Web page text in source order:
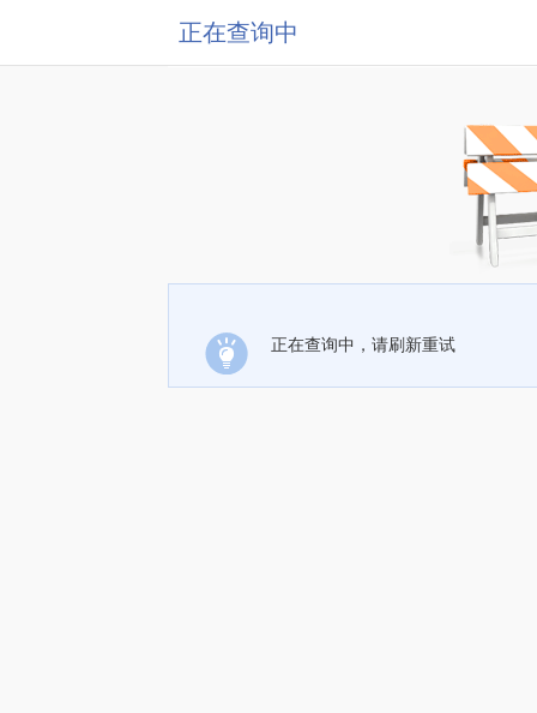
正在查询中
正在查询中，请刷新重试